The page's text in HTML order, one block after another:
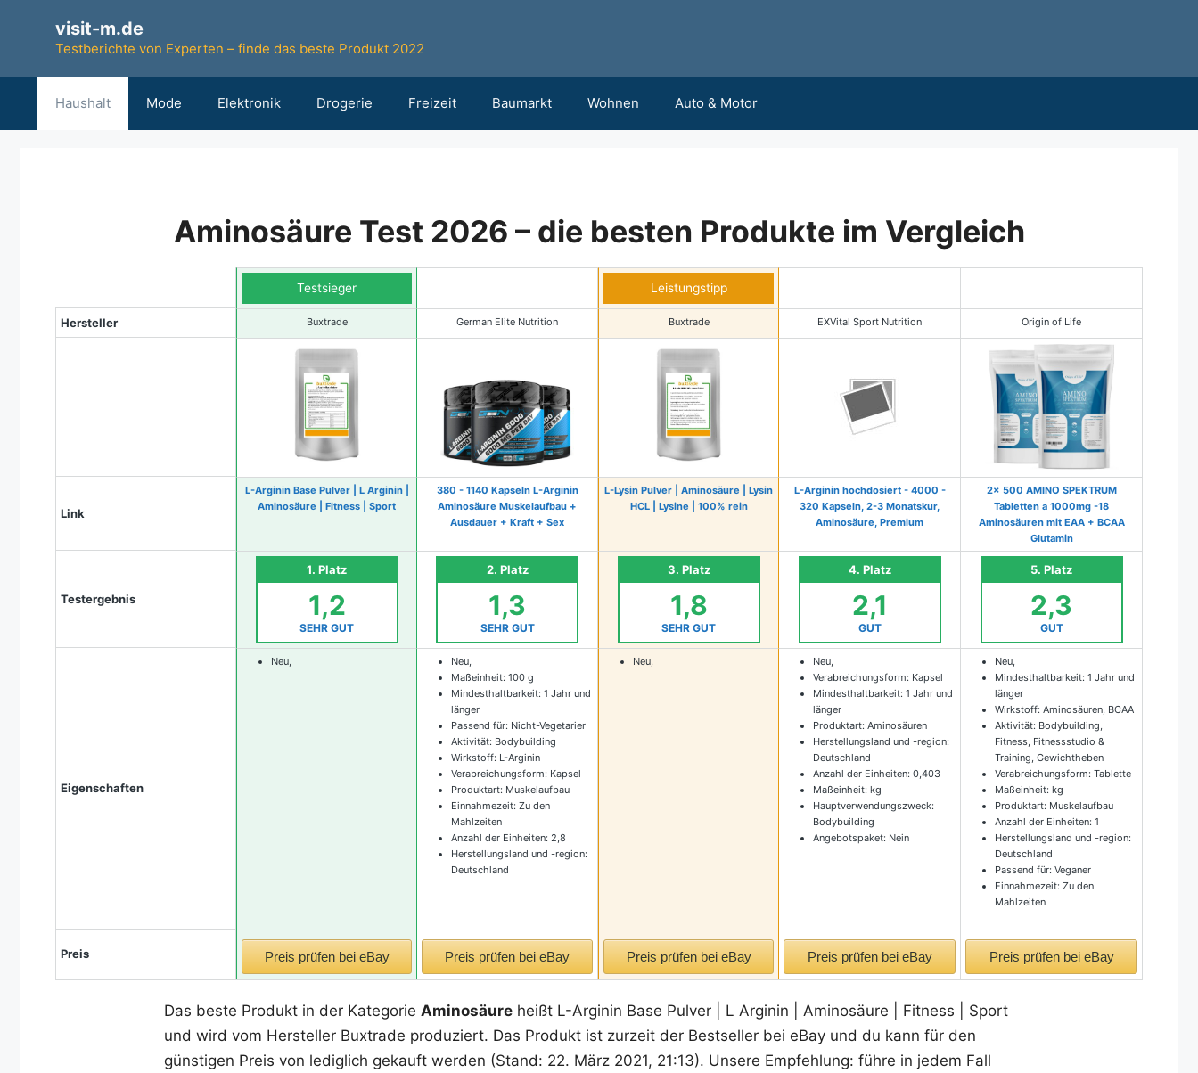
springen
visit-m.de
Testberichte von Experten – finde das beste Produkt 2022
Haushalt Mode Elektronik Drogerie Freizeit Baumarkt Wohnen Auto & Motor
Aminosäure Test 2026 – die besten Produkte im Vergleich
Testsieger Leistungstipp
Hersteller Buxtrade German Elite Nutrition Buxtrade EXVital Sport Nutrition Origin of Life
Link
L-Arginin Base Pulver | L Arginin |
Aminosäure | Fitness | Sport
380 - 1140 Kapseln L-Arginin
Aminosäure Muskelaufbau +
Ausdauer + Kraft + Sex
L-Lysin Pulver | Aminosäure | Lysin
HCL | Lysine | 100% rein
L-Arginin hochdosiert - 4000 -
320 Kapseln, 2-3 Monatskur,
Aminosäure, Premium
2x 500 AMINO SPEKTRUM
Tabletten a 1000mg -18
Aminosäuren mit EAA + BCAA
Glutamin
Testergebnis
1. Platz
1,2
SEHR GUT
2. Platz
1,3
SEHR GUT
3. Platz
1,8
SEHR GUT
4. Platz
2,1
GUT
5. Platz
2,3
GUT
Eigenschaften
Neu,
Neu,
Maßeinheit: 100 g
Mindesthaltbarkeit: 1 Jahr und
länger
Passend für: Nicht-Vegetarier
Aktivität: Bodybuilding
Wirkstoff: L-Arginin
Verabreichungsform: Kapsel
Produktart: Muskelaufbau
Einnahmezeit: Zu den
Mahlzeiten
Anzahl der Einheiten: 2,8
Herstellungsland und -region:
Deutschland
Neu,
Neu,
Verabreichungsform: Kapsel
Mindesthaltbarkeit: 1 Jahr und
länger
Produktart: Aminosäuren
Herstellungsland und -region:
Deutschland
Anzahl der Einheiten: 0,403
Maßeinheit: kg
Hauptverwendungszweck:
Bodybuilding
Angebotspaket: Nein
Neu,
Mindesthaltbarkeit: 1 Jahr und
länger
Wirkstoff: Aminosäuren, BCAA
Aktivität: Bodybuilding,
Fitness, Fitnessstudio &
Training, Gewichtheben
Verabreichungsform: Tablette
Maßeinheit: kg
Produktart: Muskelaufbau
Anzahl der Einheiten: 1
Herstellungsland und -region:
Deutschland
Passend für: Veganer
Einnahmezeit: Zu den
Mahlzeiten
Preis Preis prüfen bei eBay Preis prüfen bei eBay Preis prüfen bei eBay Preis prüfen bei eBay Preis prüfen bei eBay
Das beste Produkt in der Kategorie Aminosäure heißt L-Arginin Base Pulver | L Arginin | Aminosäure | Fitness | Sport
und wird vom Hersteller Buxtrade produziert. Das Produkt ist zurzeit der Bestseller bei eBay und du kann für den
günstigen Preis von lediglich gekauft werden (Stand: 22. März 2021, 21:13). Unsere Empfehlung: führe in jedem Fall